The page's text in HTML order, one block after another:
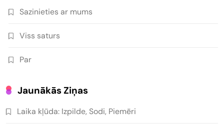
Sazinieties ar mums
Viss saturs
Par
Jaunākās Ziņas
Laika kļūda: Izpilde, Sodi, Piemēri